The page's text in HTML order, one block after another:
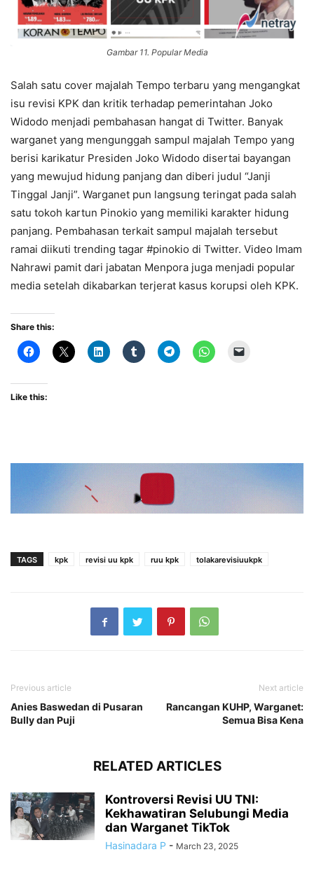
Gambar 11. Popular Media
Salah satu cover majalah Tempo terbaru yang mengangkat
isu revisi KPK dan kritik terhadap pemerintahan Joko
Widodo menjadi pembahasan hangat di Twitter. Banyak
warganet yang mengunggah sampul majalah Tempo yang
berisi karikatur Presiden Joko Widodo disertai bayangan
yang mewujud hidung panjang dan diberi judul “Janji
Tinggal Janji”. Warganet pun langsung teringat pada salah
satu tokoh kartun Pinokio yang memiliki karakter hidung
panjang. Pembahasan terkait sampul majalah tersebut
ramai diikuti trending tagar #pinokio di Twitter. Video Imam
Nahrawi pamit dari jabatan Menpora juga menjadi popular
media setelah dikabarkan terjerat kasus korupsi oleh KPK.
Share this:
Like this:
TAGS kpk revisi uu kpk ruu kpk tolakarevisiuukpk
Previous article
Anies Baswedan di Pusaran
Bully dan Puji
Next article
Rancangan KUHP, Warganet:
Semua Bisa Kena
RELATED ARTICLES
Kontroversi Revisi UU TNI:
Kekhawatiran Selubungi Media
dan Warganet TikTok
Hasinadara P - March 23, 2025